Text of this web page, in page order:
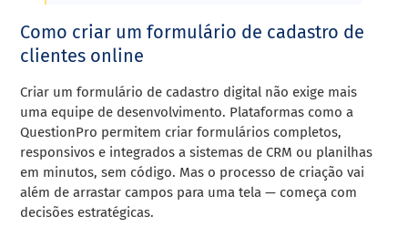
Como criar um formulário de cadastro de
clientes online
Criar um formulário de cadastro digital não exige mais
uma equipe de desenvolvimento. Plataformas como a
QuestionPro permitem criar formulários completos,
responsivos e integrados a sistemas de CRM ou planilhas
em minutos, sem código. Mas o processo de criação vai
além de arrastar campos para uma tela — começa com
decisões estratégicas.